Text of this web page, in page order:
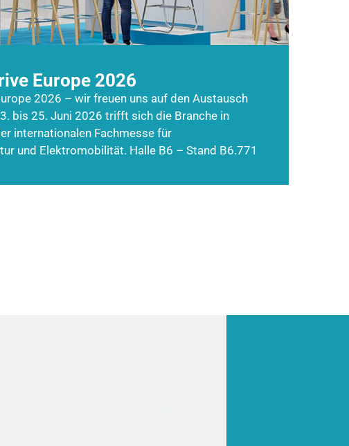
Europe 2026
2026 – wir freuen uns auf den Austausch
bis 25. Juni 2026 trifft sich die Branche in
internationalen Fachmesse für
und Elektromobilität. Halle B6 – Stand B6.771